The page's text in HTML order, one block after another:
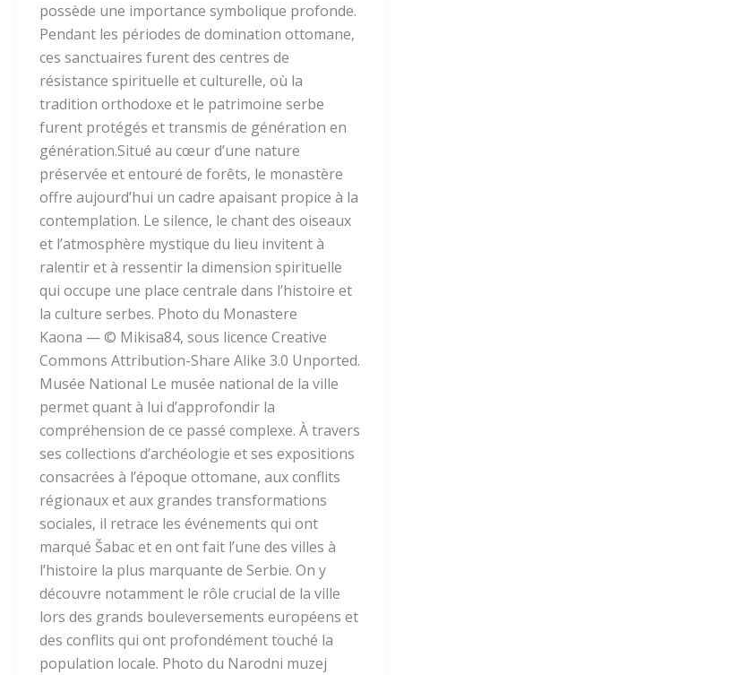
possède une importance symbolique profonde.
Pendant les périodes de domination ottomane,
ces sanctuaires furent des centres de
résistance spirituelle et culturelle, où la
tradition orthodoxe et le patrimoine serbe
furent protégés et transmis de génération en
génération.Situé au cœur d’une nature
préservée et entouré de forêts, le monastère
offre aujourd’hui un cadre apaisant propice à la
contemplation. Le silence, le chant des oiseaux
et l’atmosphère mystique du lieu invitent à
ralentir et à ressentir la dimension spirituelle
qui occupe une place centrale dans l’histoire et
la culture serbes. Photo du Monastere
Kaona — © Mikisa84, sous licence Creative
Commons Attribution-Share Alike 3.0 Unported.
Musée National Le musée national de la ville
permet quant à lui d’approfondir la
compréhension de ce passé complexe. À travers
ses collections d’archéologie et ses expositions
consacrées à l’époque ottomane, aux conflits
régionaux et aux grandes transformations
sociales, il retrace les événements qui ont
marqué Šabac et en ont fait l’une des villes à
l’histoire la plus marquante de Serbie. On y
découvre notamment le rôle crucial de la ville
lors des grands bouleversements européens et
des conflits qui ont profondément touché la
population locale. Photo du Narodni muzej